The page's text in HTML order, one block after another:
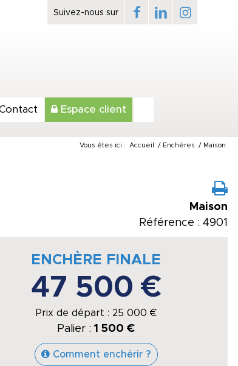
Espace client
Vous êtes ici : Accueil / Enchères / Maison
Maison
Référence : 4901
ENCHÈRE FINALE
47 500 €
Prix de départ : 25 000 €
Palier :1 500 €
Comment enchérir ?